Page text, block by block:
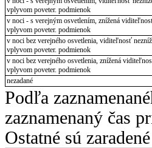
vplyvom poveter. podmienok
v noci - s verejným osvetlením, znížená
vplyvom poveter. podmienok
v noci bez verejného osvetlenia, viditeľnosť
vplyvom poveter. podmienok
v noci bez verejného osvetlenia, znížená
vplyvom poveter. podmienok
nezadané
Podľa
zaznamenaný čas
Ostatné sú